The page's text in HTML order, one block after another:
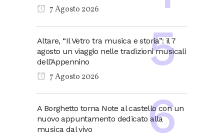
7 Agosto 2026
Altare, “Il Vetro tra musica e storia”: il 7
agosto un viaggio nelle tradizioni musicali
dell’Appennino
7 Agosto 2026
A Borghetto torna Note al castello con un
nuovo appuntamento dedicato alla
musica dal vivo